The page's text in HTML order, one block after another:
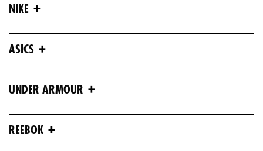
NIKE +
ASICS +
UNDER ARMOUR +
REEBOK +